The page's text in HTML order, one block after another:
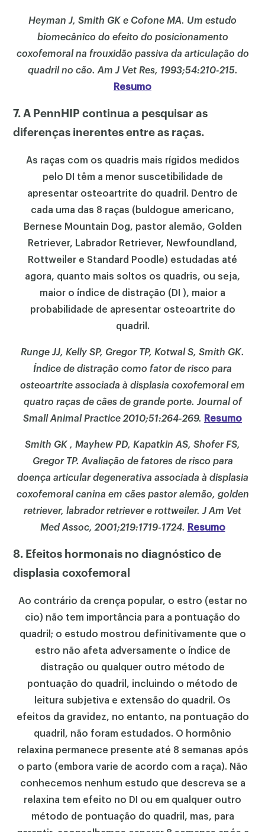
Heyman J, Smith GK e Cofone MA. Um estudo
biomecânico do efeito do posicionamento
coxofemoral na frouxidão passiva da articulação do
quadril no cão. Am J Vet Res, 1993;54:210-215.
Resumo
7. A PennHIP continua a pesquisar as
diferenças inerentes entre as raças.
As raças com os quadris mais rígidos medidos
pelo DI têm a menor suscetibilidade de
apresentar osteoartrite do quadril. Dentro de
cada uma das 8 raças (buldogue americano,
Bernese Mountain Dog, pastor alemão, Golden
Retriever, Labrador Retriever, Newfoundland,
Rottweiler e Standard Poodle) estudadas até
agora, quanto mais soltos os quadris, ou seja,
maior o índice de distração (DI ), maior a
probabilidade de apresentar osteoartrite do
quadril.
Runge JJ, Kelly SP, Gregor TP, Kotwal S, Smith GK.
Índice de distração como fator de risco para
osteoartrite associada à displasia coxofemoral em
quatro raças de cães de grande porte. Journal of
Small Animal Practice 2010;51:264-269. Resumo
Smith GK , Mayhew PD, Kapatkin AS, Shofer FS,
Gregor TP. Avaliação de fatores de risco para
doença articular degenerativa associada à displasia
coxofemoral canina em cães pastor alemão, golden
retriever, labrador retriever e rottweiler. J Am Vet
Med Assoc, 2001;219:1719-1724. Resumo
8. Efeitos hormonais no diagnóstico de
displasia coxofemoral
Ao contrário da crença popular, o estro (estar no
cio) não tem importância para a pontuação do
quadril; o estudo mostrou definitivamente que o
estro não afeta adversamente o índice de
distração ou qualquer outro método de
pontuação do quadril, incluindo o método de
leitura subjetiva e extensão do quadril. Os
efeitos da gravidez, no entanto, na pontuação do
quadril, não foram estudados. O hormônio
relaxina permanece presente até 8 semanas após
o parto (embora varie de acordo com a raça). Não
conhecemos nenhum estudo que descreva se a
relaxina tem efeito no DI ou em qualquer outro
método de pontuação do quadril, mas, para
×